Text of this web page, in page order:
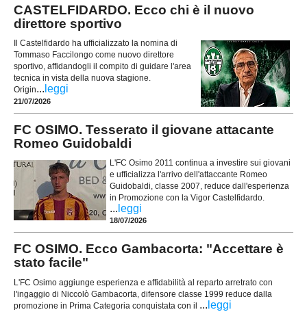
CASTELFIDARDO. Ecco chi è il nuovo
direttore sportivo
Il Castelfidardo ha ufficializzato la nomina di
Tommaso Faccilongo come nuovo direttore
sportivo, affidandogli il compito di guidare l'area
tecnica in vista della nuova stagione.
Origin... leggi
21/07/2026
FC OSIMO. Tesserato il giovane attacante
Romeo Guidobaldi
L'FC Osimo 2011 continua a investire sui giovani
e ufficializza l'arrivo dell'attaccante Romeo
Guidobaldi, classe 2007, reduce dall'esperienza
in Promozione con la Vigor Castelfidardo.
... leggi
18/07/2026
FC OSIMO. Ecco Gambacorta: "Accettare è
stato facile"
L'FC Osimo aggiunge esperienza e affidabilità al reparto arretrato con
l'ingaggio di Niccolò Gambacorta, difensore classe 1999 reduce dalla
promozione in Prima Categoria conquistata con il ... leggi